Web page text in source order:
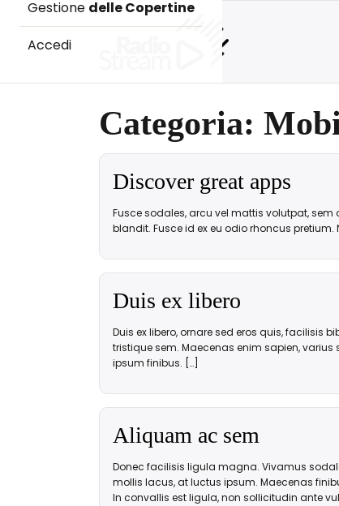
Gestione delle Copertine
Accedi
Categoria:
Discover great apps
Fusce sodales, arcu vel mattis volutpat, sem
blandit. Fusce id ex eu odio rhoncus
Duis ex libero
Duis ex libero, ornare sed eros quis, facilisis
tristique sem. Maecenas enim sapien,
ipsum finibus. […]
Aliquam ac sem
Donec facilisis ligula magna. Vivamus
mollis lacus, at luctus ipsum. Maecenas
In convallis est ligula, non sollicitudin ante